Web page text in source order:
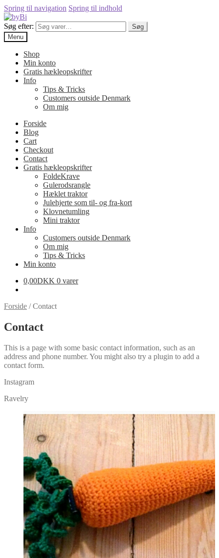
Spring til navigation Spring til indhold
Søg efter:
Søg
Menu
Shop
Min konto
Gratis hækleopskrifter
Info
Tips & Tricks
Customers outside Denmark
Om mig
Forside
Blog
Cart
Checkout
Contact
Gratis hækleopskrifter
FoldeKrave
Gulerodsrangle
Hæklet traktor
Julehjerte som til- og fra-kort
Klovnetumling
Mini traktor
Info
Customers outside Denmark
Om mig
Tips & Tricks
Min konto
0,00DKK 0 varer
Forside /Contact
Contact
This is a page with some basic contact information, such as an
address and phone number. You might also try a plugin to add a
contact form.
Instagram
Ravelry